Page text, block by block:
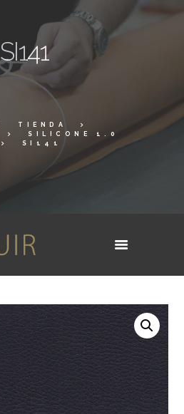
SI141
TIENDA
SILICONE 1.0
SI141